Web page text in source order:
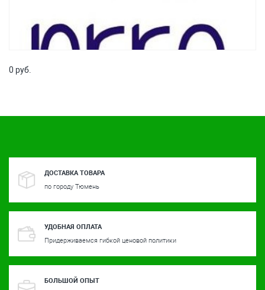
0 руб.
ДОСТАВКА ТОВАРА
по городу Тюмень
УДОБНАЯ ОПЛАТА
Придерживаемся гибкой ценовой политики
БОЛЬШОЙ ОПЫТ